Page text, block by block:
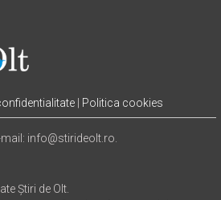
Politica cookies
mail: info@stirideolt.ro.
Știri de Olt.